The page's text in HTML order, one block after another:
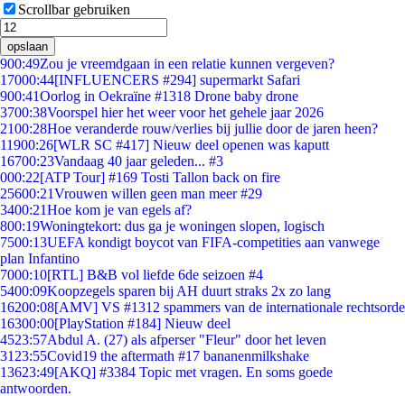
Scrollbar gebruiken
opslaan
900:49Zou je vreemdgaan in een relatie kunnen vergeven?
17000:44[INFLUENCERS #294] supermarkt Safari
900:41Oorlog in Oekraïne #1318 Drone baby drone
3700:38Voorspel hier het weer voor het gehele jaar 2026
2100:28Hoe veranderde rouw/verlies bij jullie door de jaren heen?
11900:26[WLR SC #417] Nieuw deel openen was kaputt
16700:23Vandaag 40 jaar geleden... #3
000:22[ATP Tour] #169 Tosti Tallon back on fire
25600:21Vrouwen willen geen man meer #29
3400:21Hoe kom je van egels af?
800:19Woningtekort: dus ga je woningen slopen, logisch
7500:13UEFA kondigt boycot van FIFA-competities aan vanwege
plan Infantino
7000:10[RTL] B&B vol liefde 6de seizoen #4
5400:09Koopzegels sparen bij AH duurt straks 2x zo lang
16200:08[AMV] VS #1312 spammers van de internationale rechtsorde
16300:00[PlayStation #184] Nieuw deel
4523:57Abdul A. (27) als afperser "Fleur" door het leven
31 23:55Covid19 the aftermath #17 bananenmilkshake
13623:49[AKQ] #3384 Topic met vragen. En soms goede
antwoorden.